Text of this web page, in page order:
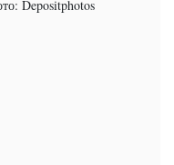
Depositphotos